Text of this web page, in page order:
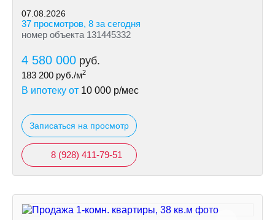
07.08.2026
37 просмотров, 8 за сегодня
номер объекта 131445332
4 580 000 руб.
183 200 руб./м2
В ипотеку от 10 000 р/мес
Записаться на просмотр
8 (928) 411-79-51